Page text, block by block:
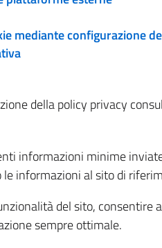
mediante configurazione
della policy privacy
informazioni minime
informazioni al sito di
del sito,
sempre ottimale.